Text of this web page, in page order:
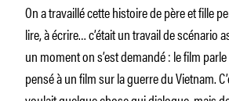
On a travaillé cette histoire de père et fille
lire, à écrire… c’était un travail de scénario
un moment on s’est demandé : le film
pensé à un film sur la guerre du Vietnam.